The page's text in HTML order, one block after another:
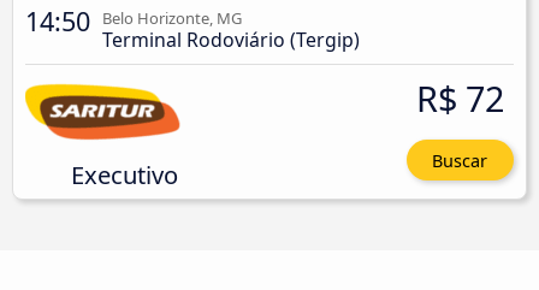
14:50 Belo Horizonte, MG
Terminal Rodoviário (Tergip)
Executivo
R$ 72
Buscar